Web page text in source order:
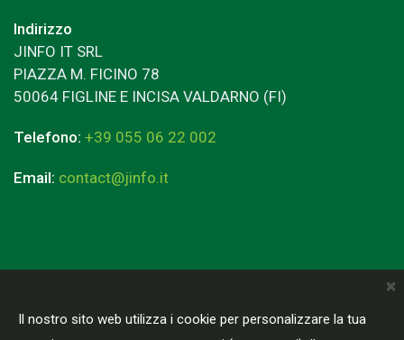
×
Il nostro sito web utilizza i cookie per personalizzare la tua
Indirizzo
JINFO IT SRL
PIAZZA M. FICINO 78
50064 FIGLINE E INCISA VALDARNO (FI)
Telefono: +39 055 06 22 002
Email: contact@jinfo.it